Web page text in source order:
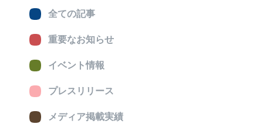
全ての記事
重要なお知らせ
イベント情報
プレスリリース
メディア掲載実績